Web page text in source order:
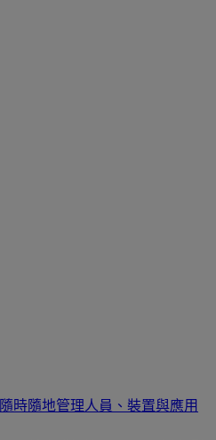
隨時隨地管理人員、裝置與應用